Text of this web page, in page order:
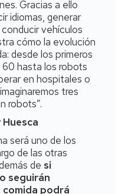
Gracias a ello
idiomas, generar
vehículos
cómo la evolución
desde los primeros
hasta los robots
en hospitales o
tres
robots”.
será uno de los
de las otras
de si
seguirán
podrá